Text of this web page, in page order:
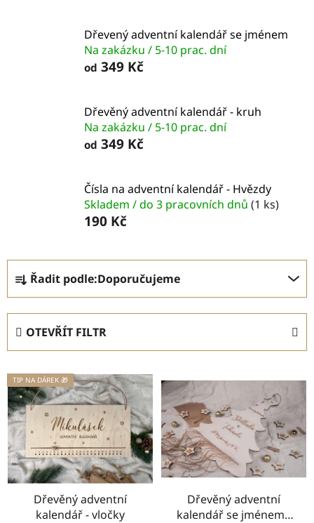
Dřevený adventní kalendář se jménem
Na zakázku / 5-10 prac. dní
od 349 Kč
Dřevěný adventní kalendář - kruh
Na zakázku / 5-10 prac. dní
od 349 Kč
Čísla na adventní kalendář - Hvězdy
Skladem / do 3 pracovních dnů (1 ks)
190 Kč
Ř
a
z
n
p
r
o
d
u
k
t
Řadit podle:Doporučujeme
OTEVŘÍT FILTR
V
ý
p
i
s
p
r
TIP NA DÁREK 🎁
Dřevěný adventní
kalendář - vločky
Dřevěný adventní
kalendář se jménem -